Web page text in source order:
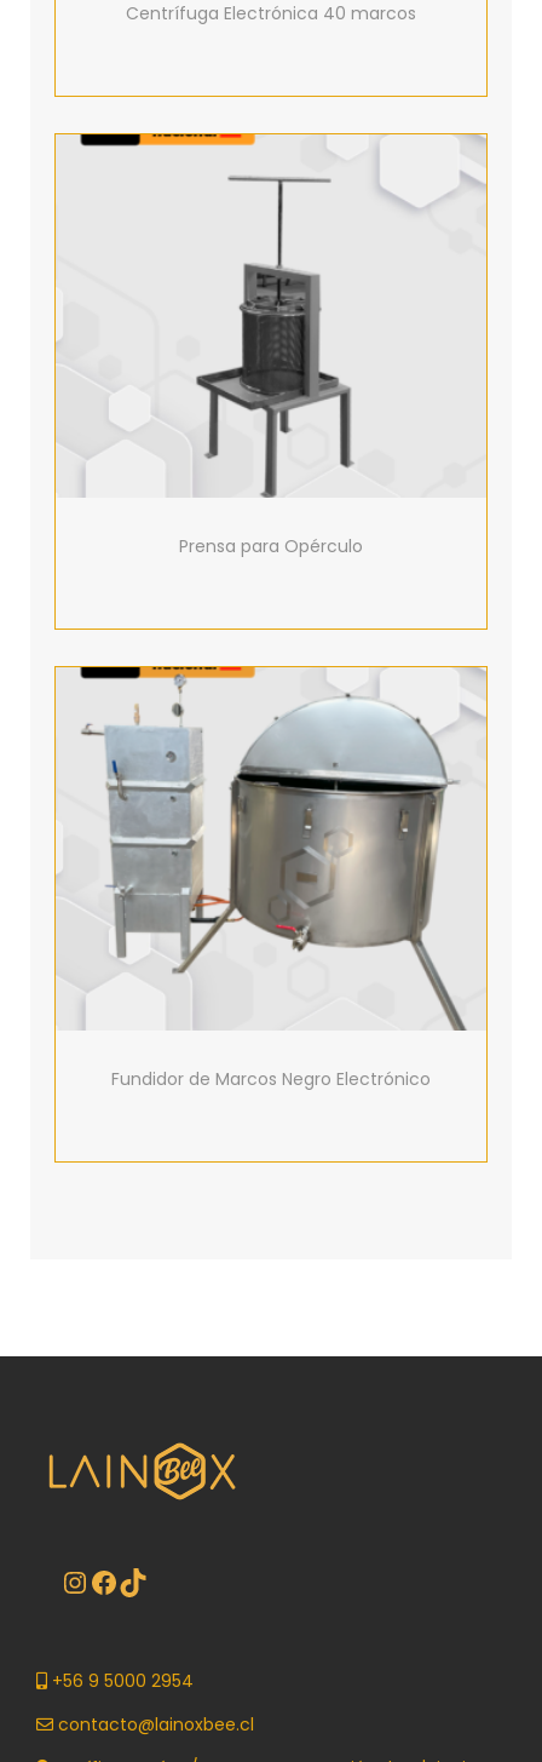
Centrífuga Electrónica 40 marcos
Prensa para Opérculo
Fundidor de Marcos Negro Electrónico
+56 9 5000 2954
contacto@lainoxbee.cl